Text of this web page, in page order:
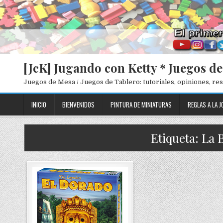
[JcK] Jugando con Ketty * Juegos
Juegos de Mesa / Juegos de Tablero: tutoriales, opiniones,
INICIO BIENVENIDOS PINTURA DE MINIATURAS REGLAS A LA
Etiqueta: La